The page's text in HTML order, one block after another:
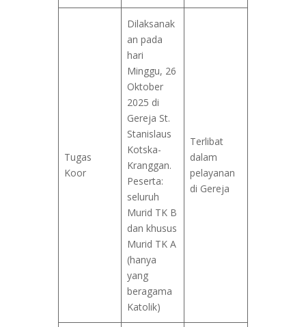
Tugas
Koor
Dilaksanak
an pada
hari
Minggu, 26
Oktober
2025 di
Gereja St.
Stanislaus
Kotska-
Kranggan.
Peserta:
seluruh
Murid TK B
dan khusus
Murid TK A
(hanya
yang
beragama
Katolik)
Terlibat
dalam
pelayanan
di Gereja